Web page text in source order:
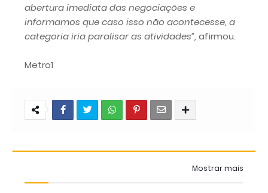
abertura imediata das negociações e
informamos que caso isso não acontecesse, a
categoria iria paralisar as atividades”, afirmou.
Metro1
Mostrar mais